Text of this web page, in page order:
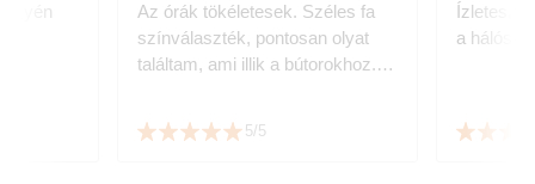
Az órák tökéletesek. Széles fa
színválaszték, pontosan olyat
találtam, ami illik a bútorokhoz.
5/5
Ízletes,
a